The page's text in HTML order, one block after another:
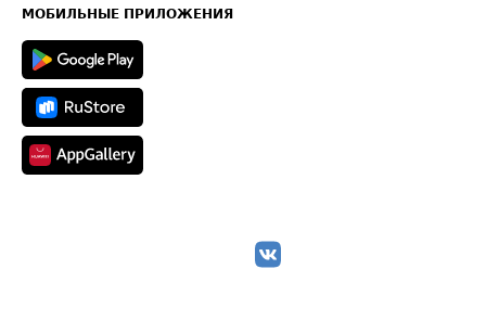
Техническая информация
МОБИЛЬНЫЕ ПРИЛОЖЕНИЯ